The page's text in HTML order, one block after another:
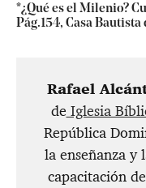
*¿Qué es el Milenio?
Pág.154, Casa
Rafael
de Iglesia
República
la enseñanza y
capacitación